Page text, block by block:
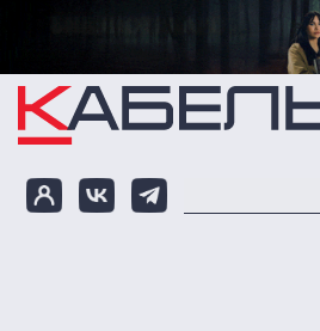
Перейти к основному содержанию